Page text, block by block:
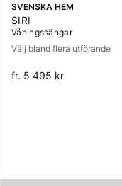
SVENSKA HEM
SIRI
Våningssängar
Välj bland flera utförande
fr. 5 495 kr